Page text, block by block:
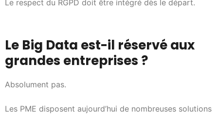
Le respect du RGPD doit être intégré dès le départ.
Le Big Data est-il réservé aux
grandes entreprises ?
Absolument pas.
Les PME disposent aujourd’hui de nombreuses solutions